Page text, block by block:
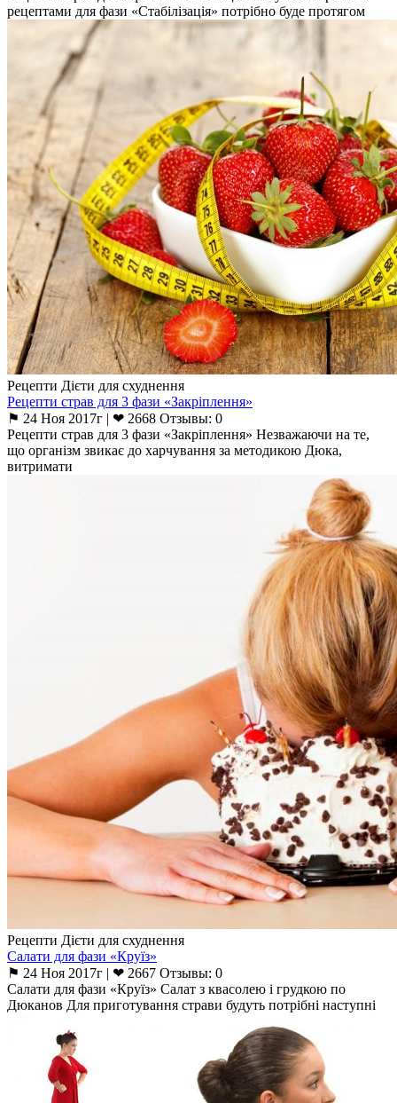
рецептами для фази «Стабілізація» потрібно буде протягом
Рецепти Дієти для схуднення
Рецепти страв для 3 фази «Закріплення»
⚑ 24 Ноя 2017г | ❤ 2668 Отзывы: 0
Рецепти страв для 3 фази «Закріплення» Незважаючи на те,
що організм звикає до харчування за методикою Дюка,
витримати
Рецепти Дієти для схуднення
Салати для фази «Круїз»
⚑ 24 Ноя 2017г | ❤ 2667 Отзывы: 0
Салати для фази «Круїз» Салат з квасолею і грудкою по
Дюканов Для приготування страви будуть потрібні наступні